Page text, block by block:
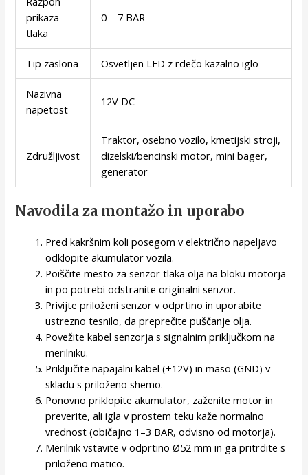
prikaza
tlaka
0 – 7 BAR
Tip zaslona Osvetljen LED z rdečo kazalno iglo
Nazivna
napetost
12V DC
Združljivost
Traktor, osebno vozilo, kmetijski stroji,
dizelski/bencinski motor, mini bager,
generator
Navodila za montažo in uporabo
Pred kakršnim koli posegom v električno napeljavo
odklopite akumulator vozila.
Poiščite mesto za senzor tlaka olja na bloku motorja
in po potrebi odstranite originalni senzor.
Privijte priloženi senzor v odprtino in uporabite
ustrezno tesnilo, da preprečite puščanje olja.
Povežite kabel senzorja s signalnim priključkom na
merilniku.
Priključite napajalni kabel (+12V) in maso (GND) v
skladu s priloženo shemo.
Ponovno priklopite akumulator, zaženite motor in
preverite, ali igla v prostem teku kaže normalno
vrednost (običajno 1–3 BAR, odvisno od motorja).
Merilnik vstavite v odprtino Ø52 mm in ga pritrdite s
priloženo matico.